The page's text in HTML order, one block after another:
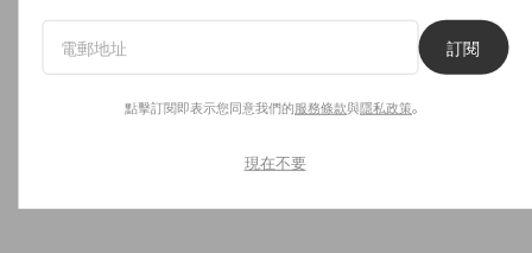
訂閱
點擊訂閱即表示您同意我們的服務條款與隱私政策。
現在不要